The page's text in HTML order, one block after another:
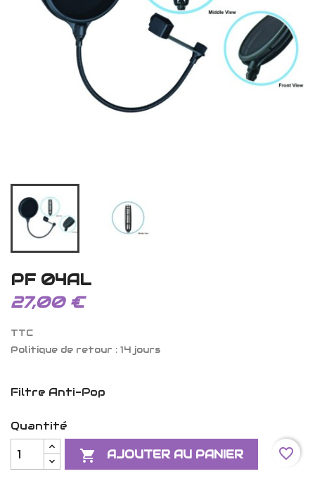
PF 04AL
27,00 €
TTC
Politique de retour : 14 jours
Filtre Anti-Pop
Quantité
 AJOUTER AU PANIER favorite_border